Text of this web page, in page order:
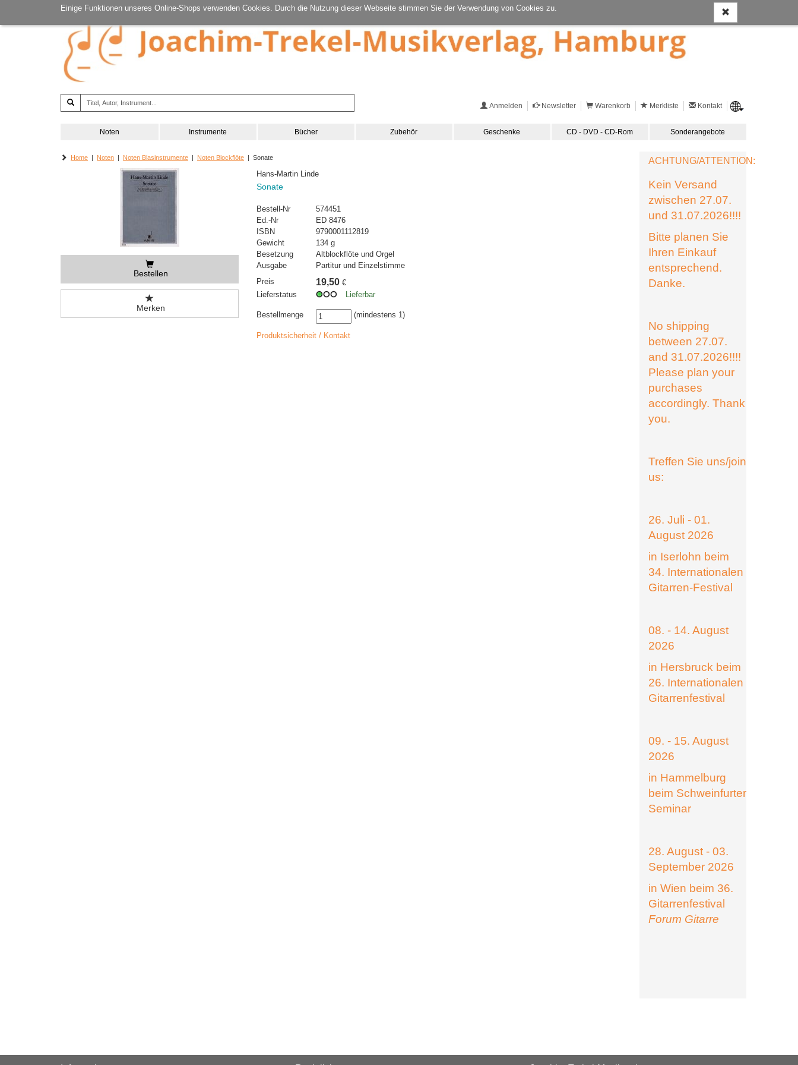
Einige Funktionen unseres Online-Shops verwenden Cookies. Durch die Nutzung dieser Webseite stimmen Sie der Verwendung von Cookies zu.
Anmelden Newsletter Warenkorb Merkliste Kontakt
Noten Instrumente Bücher Zubehör Geschenke CD - DVD - CD-Rom Sonderangebote
Home | Noten | Noten Blasinstrumente | Noten Blockflöte | Sonate
Bestellen
Merken
Hans-Martin Linde
Sonate
Bestell-Nr
574451
Ed.-Nr
ED 8476
ISBN
9790001112819
Gewicht
134 g
Besetzung
Altblockflöte und Orgel
Ausgabe
Partitur und Einzelstimme
Preis
19,50 €
Lieferstatus
Lieferbar
Bestellmenge (mindestens 1)
Produktsicherheit / Kontakt
ACHTUNG/ATTENTION:
Kein Versand
zwischen 27.07.
und 31.07.2026!!!!
Bitte planen Sie
Ihren Einkauf
entsprechend.
Danke.
No shipping
between 27.07.
and 31.07.2026!!!!
Please plan your
purchases
accordingly. Thank
you.
Treffen Sie uns/join
us:
26. Juli - 01.
August 2026
in Iserlohn beim
34. Internationalen
Gitarren-Festival
08. - 14. August
2026
in Hersbruck beim
26. Internationalen
Gitarrenfestival
09. - 15. August
2026
in Hammelburg
beim Schweinfurter
Seminar
28. August - 03.
September 2026
in Wien beim 36.
Gitarrenfestival
Forum Gitarre